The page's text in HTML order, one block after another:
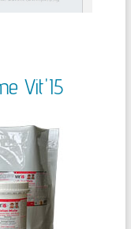
Vit'I5